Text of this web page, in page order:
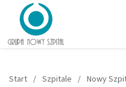
Start / Szpitale /